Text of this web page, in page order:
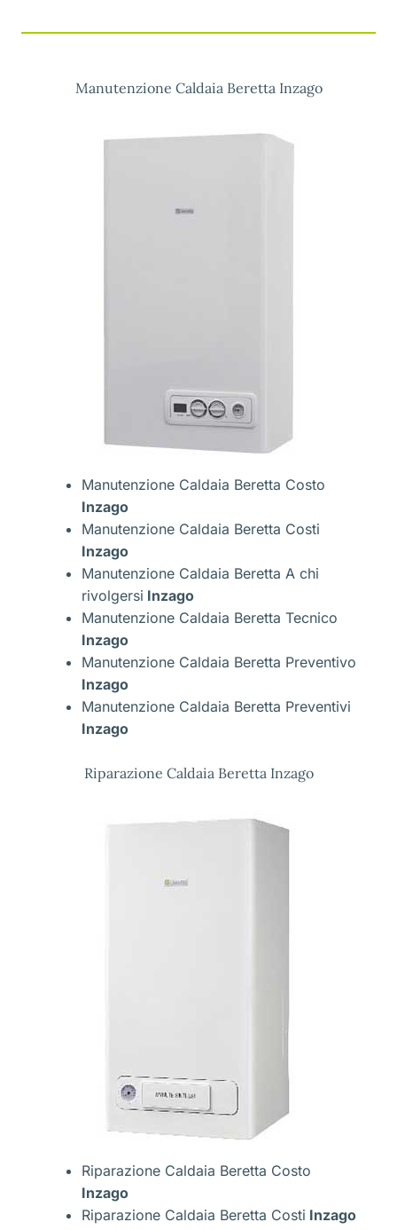
Manutenzione Caldaia Beretta Inzago
Manutenzione Caldaia Beretta Costo
Inzago
Manutenzione Caldaia Beretta Costi
Inzago
Manutenzione Caldaia Beretta A chi
rivolgersi Inzago
Manutenzione Caldaia Beretta Tecnico
Inzago
Manutenzione Caldaia Beretta Preventivo
Inzago
Manutenzione Caldaia Beretta Preventivi
Inzago
Riparazione Caldaia Beretta Inzago
Riparazione Caldaia Beretta Costo
Inzago
Riparazione Caldaia Beretta Costi Inzago